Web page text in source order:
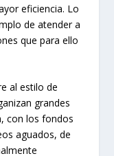
eficiencia. Lo
de atender a
que para ello
al estilo de
grandes
con los fondos
aguados, de